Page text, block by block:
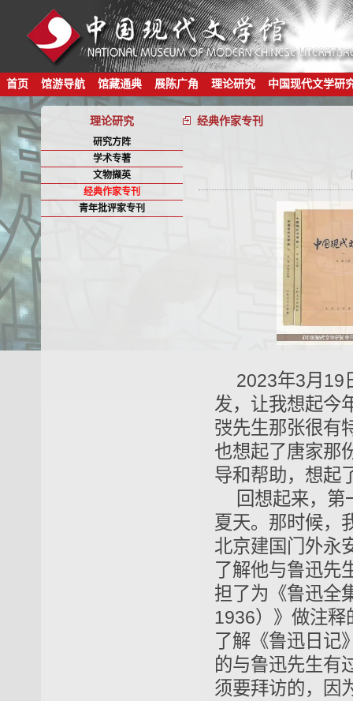
首页 馆游导航 馆藏通典 展陈广角 理论研究 中国现代文学研
理论研究 经典作家专刊
研究方阵
学术专著
文物撷英
经典作家专刊
青年批评家专刊
2023年3月19
发，让我想起今
弢先生那张很有
也想起了唐家那
导和帮助，想
回想起来，
夏天。那时候，
北京建国门外永
了解他与鲁迅先
担了为《鲁迅全
1936）》做注释
了解《鲁迅日记
的与鲁迅先生有
须要拜访的，因